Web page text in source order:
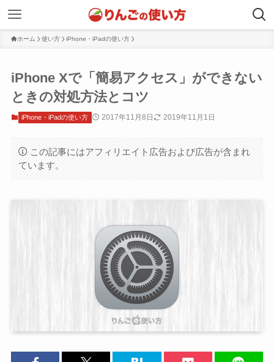
ホーム 使い方 iPhone・iPadの使い方
iPhone Xで「簡易アクセス」ができない
ときの対処方法とコツ
iPhone・iPadの使い方 2017年11月8日 2019年11月1日
この記事にはアフィリエイト広告および広告が含まれ
ています。